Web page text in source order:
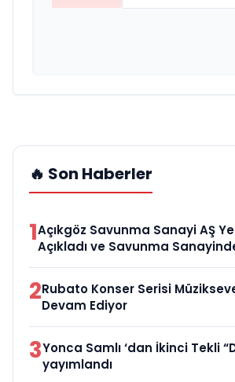
🔥 Son Haberler
1Açıkgöz Savunma Sanayi AŞ
Açıkladı ve Savunma
2Rubato Konser Serisi
Devam Ediyor
3Yonca Samlı ‘dan İkinci Tekli
yayımlandı